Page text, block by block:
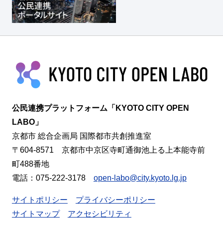
公民連携プラットフォーム「KYOTO CITY OPEN
LABO」
京都市 総合企画局 国際都市共創推進室
〒604-8571 京都市中京区寺町通御池上る上本能寺前
町488番地
電話：075-222-3178 open-labo@city.kyoto.lg.jp
サイトポリシー
プライバシーポリシー
サイトマップ
アクセシビリティ